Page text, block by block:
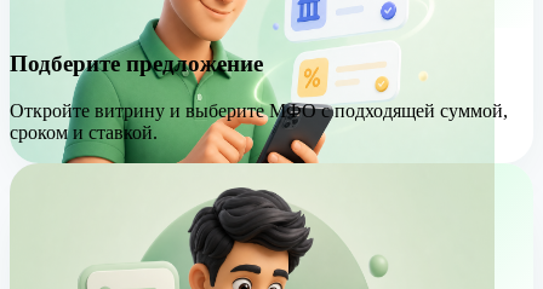
Подберите предложение
Откройте витрину и выберите МФО с подходящей суммой,
сроком и ставкой.